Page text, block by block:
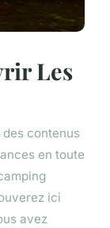
Les
contenus
en toute
ici
avez